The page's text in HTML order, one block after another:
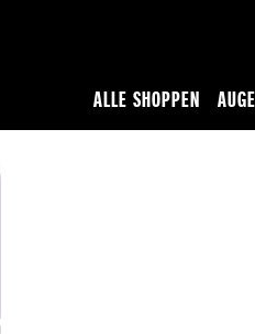
ALLE SHOPPEN AUGE
Stay Lumi Matte Foundation